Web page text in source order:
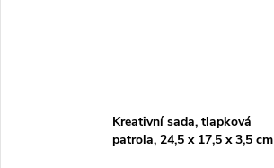
Kreativní sada, tlapková
patrola, 24,5 x 17,5 x 3,5 cm